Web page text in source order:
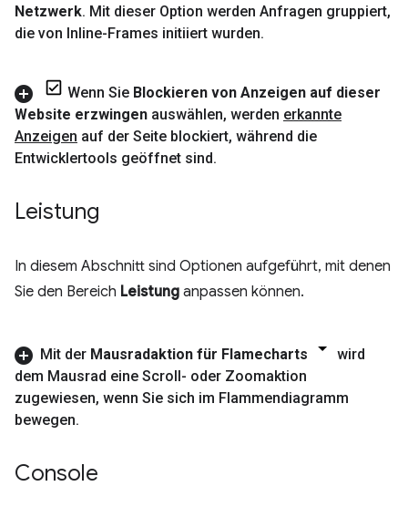
Netzwerk. Mit dieser Option werden Anfragen gruppiert,
die von Inline-Frames initiiert wurden.
Wenn Sie Blockieren von Anzeigen auf dieser
Website erzwingen auswählen, werden erkannte
Anzeigen auf der Seite blockiert, während die
Entwicklertools geöffnet sind.
Leistung
In diesem Abschnitt sind Optionen aufgeführt, mit denen
Sie den Bereich Leistung anpassen können.
Mit der Mausradaktion für Flamecharts
wird
dem Mausrad eine Scroll- oder Zoomaktion
zugewiesen, wenn Sie sich im Flammendiagramm
bewegen.
Console